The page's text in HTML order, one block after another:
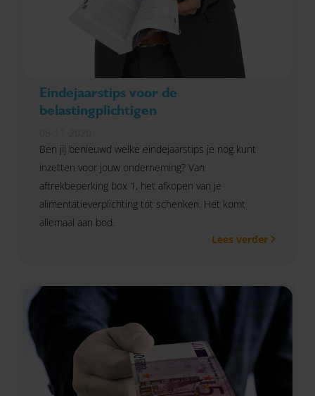
Eindejaarstips voor de
belastingplichtigen
Ben jij benieuwd welke eindejaarstips je nog kunt
inzetten voor jouw onderneming? Van
aftrekbeperking box 1, het afkopen van je
alimentatieverplichting tot schenken. Het komt
allemaal aan bod.
Lees verder